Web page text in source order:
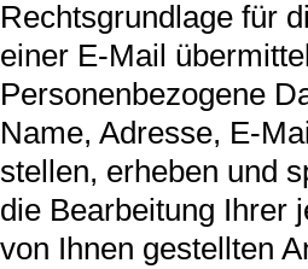
Rechtsgrundlage für
einer E-Mail
Personenbezogene
Name, Adresse, E-
stellen, erheben und
die Bearbeitung Ihrer
von Ihnen gestellten